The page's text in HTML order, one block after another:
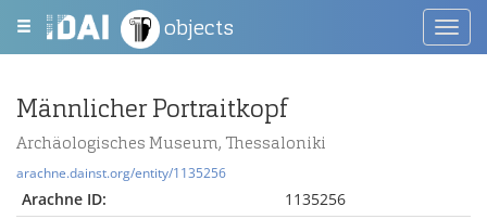
objects
Männlicher Portraitkopf
Archäologisches Museum, Thessaloniki
arachne.dainst.org/entity/1135256
Arachne ID:
1135256